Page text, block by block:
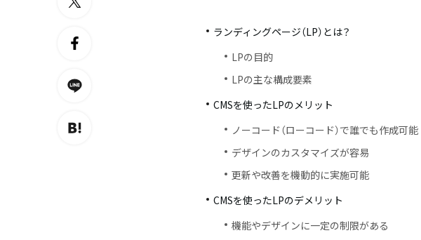
ランディングページ（LP）とは？
LPの目的
LPの主な構成要素
CMSを使ったLPのメリット
ノーコード（ローコード）で誰でも作成可能
デザインのカスタマイズが容易
更新や改善を機動的に実施可能
CMSを使ったLPのデメリット
機能やデザインに一定の制限がある